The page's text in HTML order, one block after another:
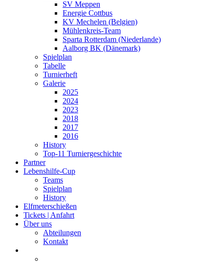
SV Meppen
Energie Cottbus
KV Mechelen (Belgien)
Mühlenkreis-Team
Sparta Rotterdam (Niederlande)
Aalborg BK (Dänemark)
Spielplan
Tabelle
Turnierheft
Galerie
2025
2024
2023
2018
2017
2016
History
Top-11 Turniergeschichte
Partner
Lebenshilfe-Cup
Teams
Spielplan
History
Elfmeterschießen
Tickets | Anfahrt
Über uns
Abteilungen
Kontakt